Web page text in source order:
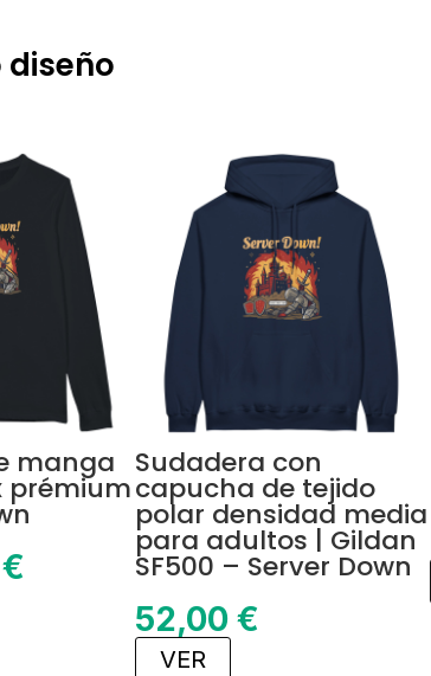
manga
prémium
€
Sudadera con
capucha de tejido
polar densidad media
para adultos | Gildan
SF500 – Server Down
52,00 €
VER